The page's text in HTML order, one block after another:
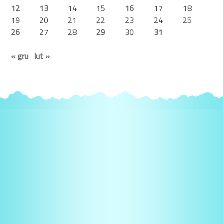
12
13 14 15 16 17
18
19
20 21 22 23 24
25
26
27 28 29 30
31
« gru lut »